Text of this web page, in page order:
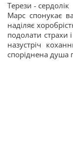
Терези - сердолік
Марс спонукає
наділяє
подолати страхи
назустріч
споріднена душа